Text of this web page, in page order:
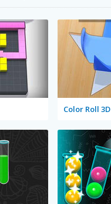
Color Roll 3D